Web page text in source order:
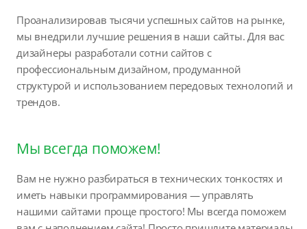
Проанализировав тысячи успешных сайтов на рынке,
мы внедрили лучшие решения в наши сайты. Для вас
дизайнеры разработали сотни сайтов с
профессиональным дизайном, продуманной
структурой и использованием передовых технологий и
трендов.
Мы всегда поможем!
Вам не нужно разбираться в технических тонкостях и
иметь навыки программирования — управлять
нашими сайтами проще простого! Мы всегда поможем